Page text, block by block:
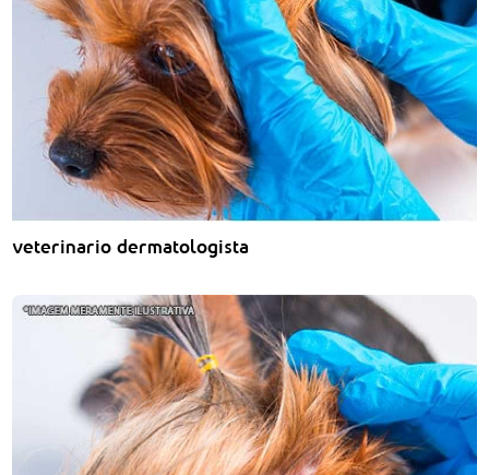
veterinario dermatologista